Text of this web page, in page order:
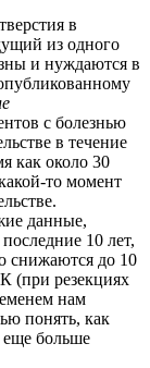
в
из одного
и нуждаются в
с болезнью
в течение
как около 30
то момент
данные,
10 лет,
снижаются до 10
(при резекциях
нам
понять, как
еще больше